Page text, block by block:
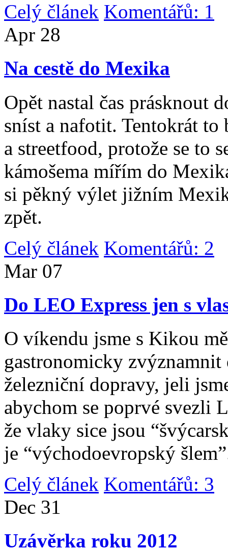
Celý článek Komentářů: 1
Apr 28
Na cestě do Mexika
Opět nastal čas prásknout
sníst a nafotit. Tentokrát
a streetfood, protože se to
kámošema mířím do
si pěkný výlet jižním
zpět.
Celý článek Komentářů: 2
Mar 07
Do LEO Express jen s
O víkendu jsme s Kikou
gastronomicky
železniční dopravy, jeli
abychom se poprvé svezli
že vlaky sice jsou
je “východoevropský
Celý článek Komentářů: 3
Dec 31
Uzávěrka roku 2012